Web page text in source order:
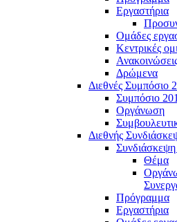
Εργαστήρια
Ομάδες
Κεντρικές
Δρώμενα
Διεθνές Συμπόσιο
Συμπόσιο
Οργάνωση
Διεθνής
Θέμα
Πρόγραμμα
Εργαστήρια